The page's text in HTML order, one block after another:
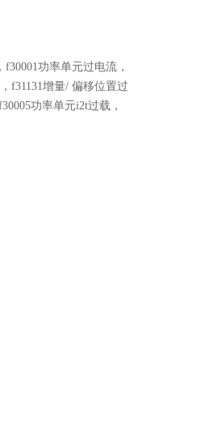
功率单元过电流，
f31131增量/ 偏移位置过
功率单元i2t过载，